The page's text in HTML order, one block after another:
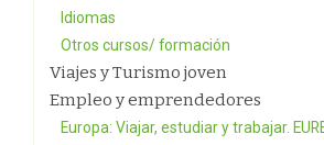
Idiomas
Otros cursos/ formación
Viajes y Turismo joven
Empleo y emprendedores
Europa: Viajar, estudiar y trabajar.